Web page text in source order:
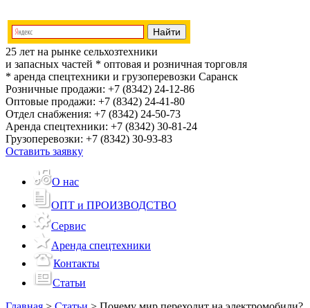
25 лет на рынке сельхозтехники
и запасных частей * оптовая и розничная торговля
* аренда спецтехники и грузоперевозки Саранск
Розничные продажи: +7 (8342) 24-12-86
Оптовые продажи: +7 (8342) 24-41-80
Отдел снабжения: +7 (8342) 24-50-73
Аренда спецтехники: +7 (8342) 30-81-24
Грузоперевозки: +7 (8342) 30-93-83
Оставить заявку
О нас
ОПТ и ПРОИЗВОДСТВО
Сервис
Аренда спецтехники
Контакты
Статьи